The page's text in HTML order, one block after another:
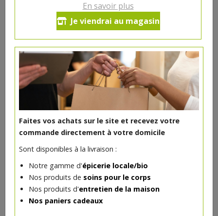
En savoir plus
Je viendrai au magasin
Faites vos achats sur le site et recevez votre
commande directement à votre domicile
Sont disponibles à la livraison :
Notre gamme d'épicerie locale/bio
Nos produits de soins pour le corps
Nos produits d'entretien de la maison
Nos paniers cadeaux
Ce produit est indisponible pour le moment.
DANS LA MÊME CATÉGORIE ...
Concentré de tomates bio 200g